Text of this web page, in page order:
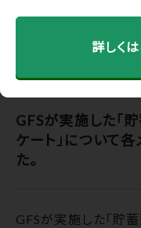
詳しく
GFSが実施した「
ケート」について
た。
GFSが実施した「貯